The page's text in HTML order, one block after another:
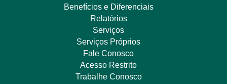
Benefícios e Diferenciais
Relatórios
Serviços
Serviços Próprios
Fale Conosco
Acesso Restrito
Trabalhe Conosco